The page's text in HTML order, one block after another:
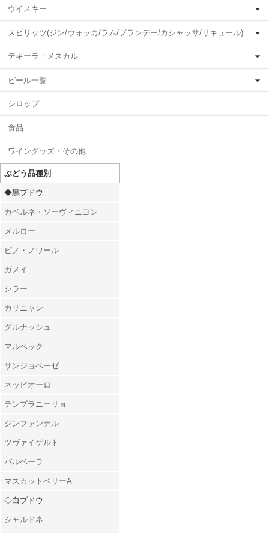
ウイスキー
スピリッツ(ジン/ウォッカ/ラム/ブランデー/カシャッサ/リキュール)
テキーラ・メスカル
ビール一覧
シロップ
食品
ワイングッズ・その他
ぶどう品種別
◆黒ブドウ
カベルネ・ソーヴィニヨン
メルロー
ピノ・ノワール
ガメイ
シラー
カリニャン
グルナッシュ
マルベック
サンジョベーゼ
ネッビオーロ
テンプラニーリョ
ジンファンデル
ツヴァイゲルト
バルベーラ
マスカットベリーA
◇白ブドウ
シャルドネ